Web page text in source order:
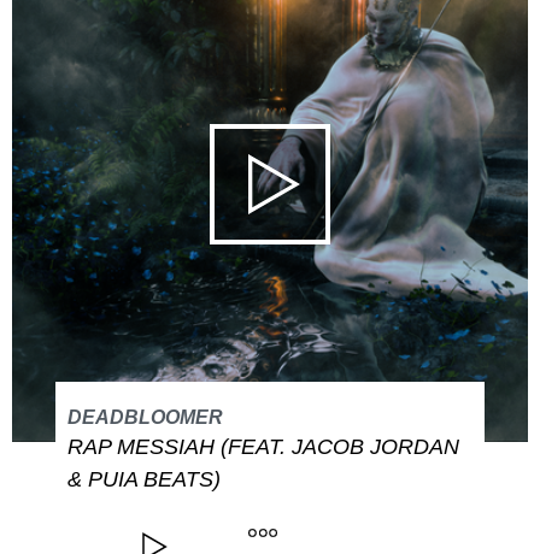
DEADBLOOMER
RAP MESSIAH (FEAT. JACOB JORDAN
& PUIA BEATS)